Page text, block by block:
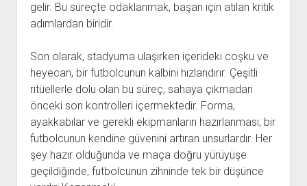
gelir. Bu süreçte odaklanmak, başarı için atılan kritik
adımlardan biridir.
Son olarak, stadyuma ulaşırken içerideki coşku ve
heyecan, bir futbolcunun kalbini hızlandırır. Çeşitli
ritüellerle dolu olan bu süreç, sahaya çıkmadan
önceki son kontrolleri içermektedir. Forma,
ayakkabılar ve gerekli ekipmanların hazırlanması; bir
futbolcunun kendine güvenini artıran unsurlardır. Her
şey hazır olduğunda ve maça doğru yürüyüşe
geçildiğinde, futbolcunun zihninde tek bir düşünce